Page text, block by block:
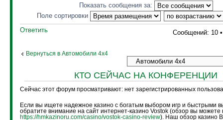
Показать сообщения за:
Поле сортировки
Ответить
Сообщений: 10
Вернуться в Автомобили 4х4
КТО СЕЙЧАС НА КОНФЕРЕНЦИИ
Сейчас этот форум просматривают: нет зарегистрированных
Если вы ищете надежное казино с богатым выбором игр и быстрыми
обратите внимание на сайт интернет-казино Vostok (обзор вы можете
https://hmkazinoru.com/casino/vostok-casino-review). Наш обзор казино